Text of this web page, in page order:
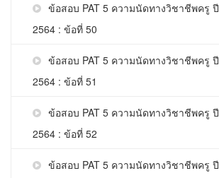
ข้อสอบ PAT 5 ความนัดทางวิชาชีพครู ปี
2564 : ข้อที่ 50
ข้อสอบ PAT 5 ความนัดทางวิชาชีพครู ปี
2564 : ข้อที่ 51
ข้อสอบ PAT 5 ความนัดทางวิชาชีพครู ปี
2564 : ข้อที่ 52
ข้อสอบ PAT 5 ความนัดทางวิชาชีพครู ปี